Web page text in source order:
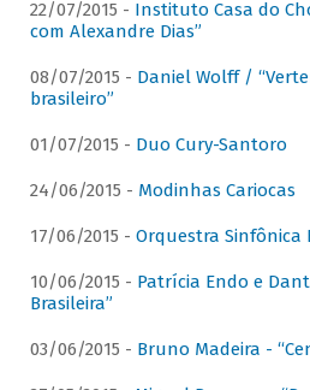
22/07/2015 - Instituto Casa do
com Alexandre Dias”
08/07/2015 - Daniel Wolff /
brasileiro”
01/07/2015 - Duo Cury-Santoro
24/06/2015 - Modinhas Cariocas
17/06/2015 - Orquestra Sinfônica
10/06/2015 - Patrícia Endo e
Brasileira”
03/06/2015 - Bruno Madeira -